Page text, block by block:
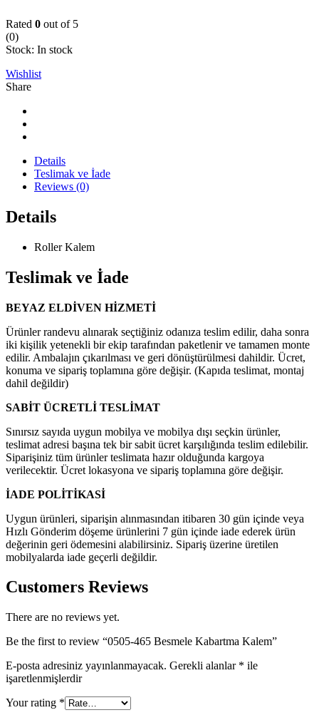
Rated 0 out of 5
(0)
Stock: In stock
Wishlist
Share
Details
Teslimak ve İade
Reviews (0)
Details
Roller Kalem
Teslimak ve İade
BEYAZ ELDİVEN HİZMETİ
Ürünler randevu alınarak seçtiğiniz odanıza teslim edilir, daha sonra
iki kişilik yetenekli bir ekip tarafından paketlenir ve tamamen monte
edilir. Ambalajın çıkarılması ve geri dönüştürülmesi dahildir. Ücret,
konuma ve sipariş toplamına göre değişir. (Kapıda teslimat, montaj
dahil değildir)
SABİT ÜCRETLİ TESLİMAT
Sınırsız sayıda uygun mobilya ve mobilya dışı seçkin ürünler,
teslimat adresi başına tek bir sabit ücret karşılığında teslim edilebilir.
Siparişiniz tüm ürünler teslimata hazır olduğunda kargoya
verilecektir. Ücret lokasyona ve sipariş toplamına göre değişir.
İADE POLİTİKASİ
Uygun ürünleri, siparişin alınmasından itibaren 30 gün içinde veya
Hızlı Gönderim döşeme ürünlerini 7 gün içinde iade ederek ürün
değerinin geri ödemesini alabilirsiniz. Sipariş üzerine üretilen
mobilyalarda iade geçerli değildir.
Customers Reviews
There are no reviews yet.
Be the first to review “0505-465 Besmele Kabartma Kalem”
E-posta adresiniz yayınlanmayacak. Gerekli alanlar * ile
işaretlenmişlerdir
Your rating *